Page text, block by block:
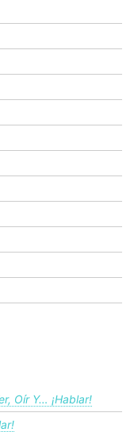
Oír Y… ¡hablar!